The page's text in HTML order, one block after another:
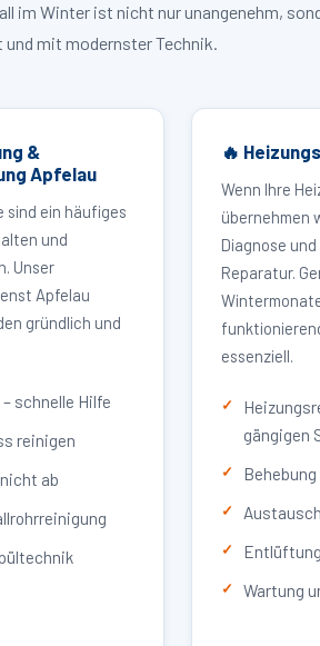
im Winter ist nicht nur unangenehm,
mit modernster Technik.
&
Apfelau
sind ein häufiges
und
Unser
Apfelau
gründlich und
schnelle Hilfe
reinigen
ab
🔥
Wenn Ihre
übernehmen
Diagnose
Reparatur.
essenziell.
gängigen
Wartung